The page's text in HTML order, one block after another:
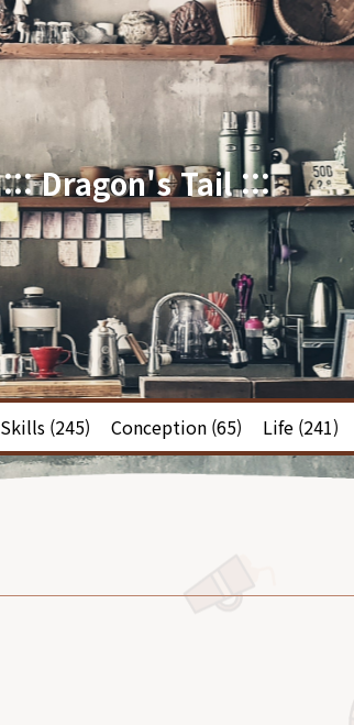
Skills (245) Conception (65) Life (241)
::: Dragon's Tail :::